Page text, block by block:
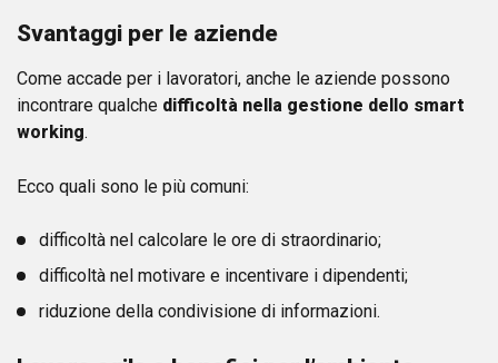
Svantaggi per le aziende
Come accade per i lavoratori, anche le aziende possono
incontrare qualche difficoltà nella gestione dello smart
working.
Ecco quali sono le più comuni:
difficoltà nel calcolare le ore di straordinario;
difficoltà nel motivare e incentivare i dipendenti;
riduzione della condivisione di informazioni.